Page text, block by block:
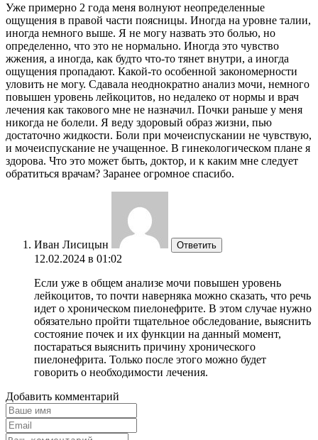
Уже примерно 2 года меня волнуют неопределенные
ощущения в правой части поясницы. Иногда на уровне талии,
иногда немного выше. Я не могу назвать это болью, но
определенно, что это не нормально. Иногда это чувство
жжения, а иногда, как будто что-то тянет внутри, а иногда
ощущения пропадают. Какой-то особенной закономерности
уловить не могу. Сдавала неоднократно анализ мочи, немного
повышен уровень лейкоцитов, но недалеко от нормы и врач
лечения как такового мне не назначил. Почки раньше у меня
никогда не болели. Я веду здоровый образ жизни, пью
достаточно жидкости. Боли при мочеиспускании не чувствую,
и мочеиспускание не учащенное. В гинекологическом плане я
здорова. Что это может быть, доктор, и к каким мне следует
обратиться врачам? Заранее огромное спасибо.
Иван Лисицын Ответить
12.02.2024 в 01:02
Если уже в общем анализе мочи повышен уровень
лейкоцитов, то почти наверняка можно сказать, что речь
идет о хроническом пиелонефрите. В этом случае нужно
обязательно пройти тщательное обследование, выяснить
состояние почек и их функции на данный момент,
постараться выяснить причину хронического
пиелонефрита. Только после этого можно будет
говорить о необходимости лечения.
Добавить комментарий